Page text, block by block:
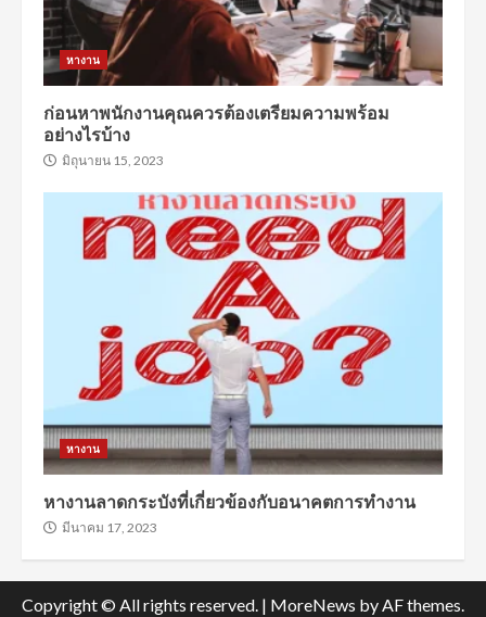
หางาน
ก่อนหาพนักงานคุณควรต้องเตรียมความพร้อม
อย่างไรบ้าง
มิถุนายน 15, 2023
หางาน
หางานลาดกระบังที่เกี่ยวข้องกับอนาคตการทำงาน
มีนาคม 17, 2023
Copyright © All rights reserved. | MoreNews by AF themes.